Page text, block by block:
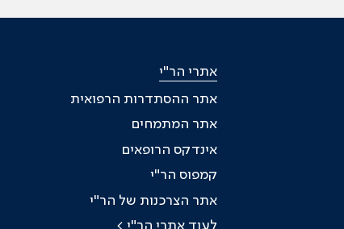
אתרי הר"י
אתר ההסתדרות הרפואית
אתר המתמחים
אינדקס הרופאים
קמפוס הר"י
אתר הצרכנות של הר"י
לעוד אתרי הר"י >